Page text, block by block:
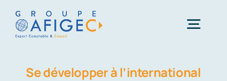
Passer
contenu
Accueil
Se développer à l’international